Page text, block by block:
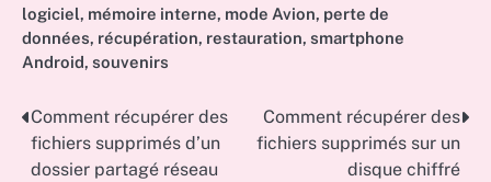
logiciel, mémoire interne, mode Avion, perte de
données, récupération, restauration, smartphone
Android, souvenirs
Post
navigation
Comment récupérer des
fichiers supprimés d’un
dossier partagé réseau
Comment récupérer des
fichiers supprimés sur un
disque chiffré